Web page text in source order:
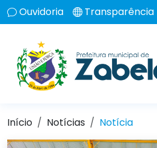
Ouvidoria Transparência
Início Notícias Notícia